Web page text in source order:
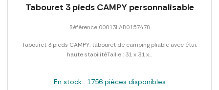
Tabouret 3 pieds CAMPY personnalisable
Référence 00013LAB0157478
Tabouret 3 pieds CAMPY: tabouret de camping pliable avec étui,
haute stabilitéTaille : 31 x 31 x...
En stock : 1756 pièces disponibles